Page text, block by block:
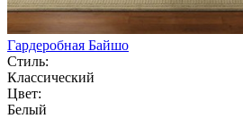
Гардеробная Байшо
Стиль:
Классический
Цвет:
Белый